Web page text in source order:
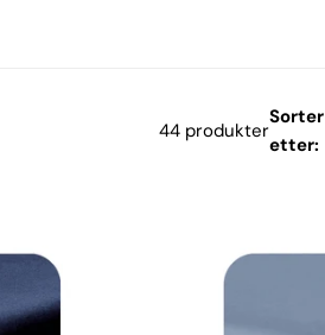
44 produkter
Sorter
etter: